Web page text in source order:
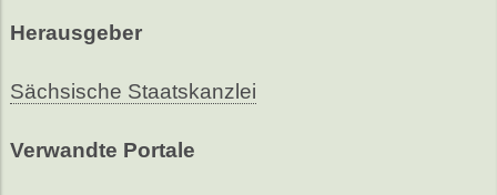
Herausgeber
Sächsische Staatskanzlei
Verwandte Portale